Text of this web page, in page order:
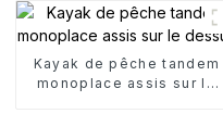
Kayak de pêche tandem
monoplace assis sur le